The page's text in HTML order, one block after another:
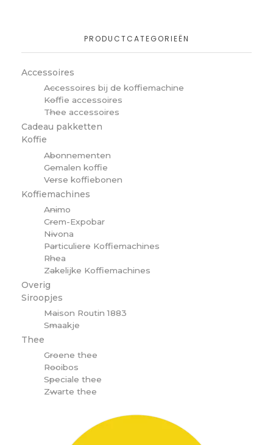
PRODUCTCATEGORIEËN
Accessoires
Accessoires bij de koffiemachine
Koffie accessoires
Thee accessoires
Cadeau pakketten
Koffie
Abonnementen
Gemalen koffie
Verse koffiebonen
Koffiemachines
Animo
Crem-Expobar
Nivona
Particuliere Koffiemachines
Rhea
Zakelijke Koffiemachines
Overig
Siroopjes
Maison Routin 1883
Smaakje
Thee
Groene thee
Rooibos
Speciale thee
Zwarte thee